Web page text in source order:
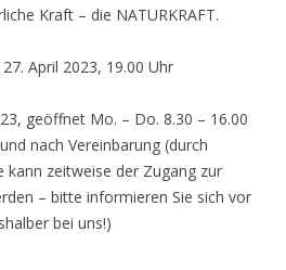
Kraft – die NATURKRAFT.
April 2023, 19.00 Uhr
geöffnet Mo. – Do. 8.30 – 16.00
nach Vereinbarung (durch
kann zeitweise der Zugang zur
– bitte informieren Sie sich vor
bei uns!)